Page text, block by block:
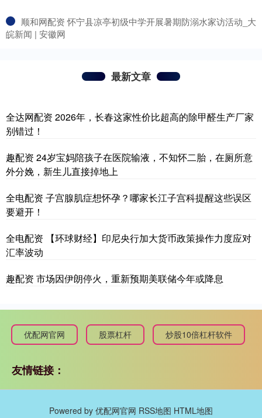
​顺和网配资 怀宁县凉亭初级中学开展暑期防溺水家访活动_大
皖新闻 | 安徽网
最新文章
全达网配资 2026年，长春这家性价比超高的除甲醛生产厂家
别错过！
趣配资 24岁宝妈陪孩子在医院输液，不知怀二胎，在厕所意
外分娩，新生儿直接掉地上
全电配资 子宫腺肌症想怀孕？哪家长江子宫科提醒这些误区
要避开！
全电配资 【环球财经】印尼央行加大货币政策操作力度应对
汇率波动
趣配资 市场因伊朗停火，重新预期美联储今年或降息
优配网官网 股票杠杆 炒股10倍杠杆软件
友情链接：
Powered by 优配网官网 RSS地图 HTML地图